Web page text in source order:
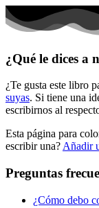
Halloween y otoño
Mandalas
Música e instrumentos
Peluches y caballos
Primavera y pascua
Transporte
Verano y vacaciones
¿Qué le dices a
¿Te gusta este libro
suyas. Si tiene una
escribirnos al
Esta página para
escribir una? Añadir
Preguntas
¿Cómo debo